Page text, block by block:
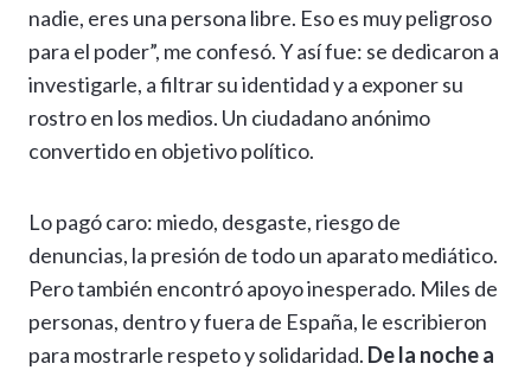
nadie, eres una persona libre. Eso es muy peligroso
para el poder”, me confesó. Y así fue: se dedicaron a
investigarle, a filtrar su identidad y a exponer su
rostro en los medios. Un ciudadano anónimo
convertido en objetivo político.
Lo pagó caro: miedo, desgaste, riesgo de
denuncias, la presión de todo un aparato mediático.
Pero también encontró apoyo inesperado. Miles de
personas, dentro y fuera de España, le escribieron
para mostrarle respeto y solidaridad. De la noche a